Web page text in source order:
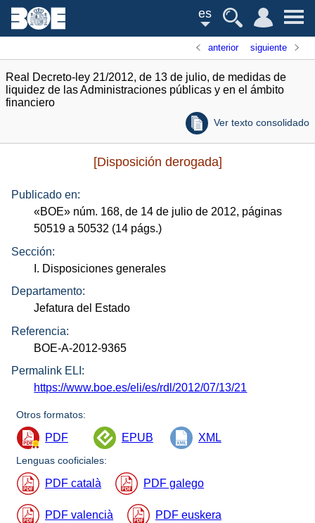
es
anterior siguiente
Real Decreto-ley 21/2012, de 13 de julio, de medidas de
liquidez de las Administraciones públicas y en el ámbito
financiero
Ver texto consolidado
[Disposición derogada]
Publicado en:
«BOE» núm. 168, de 14 de julio de 2012, páginas
50519 a 50532 (14 págs.)
Sección:
I. Disposiciones generales
Departamento:
Jefatura del Estado
Referencia:
BOE-A-2012-9365
Permalink ELI:
https://www.boe.es/eli/es/rdl/2012/07/13/21
Otros formatos:
PDF EPUB XML
Lenguas cooficiales:
PDF català PDF galego
PDF valencià PDF euskera